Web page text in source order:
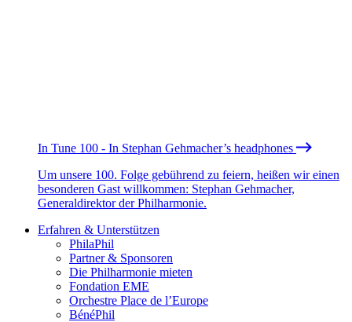
In Tune 100 - In Stephan Gehmacher’s headphones
Um unsere 100. Folge gebührend zu feiern, heißen wir einen
besonderen Gast willkommen: Stephan Gehmacher,
Generaldirektor der Philharmonie.
Erfahren & Unterstützen
PhilaPhil
Partner & Sponsoren
Die Philharmonie mieten
Fondation EME
Orchestre Place de l’Europe
BénéPhil